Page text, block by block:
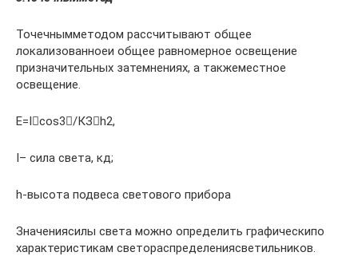
Точечнымметодом рассчитывают общее
локализованноеи общее равномерное освещение
призначительных затемнениях, а такжеместное
освещение.
Е=Icos3/КЗh2,
I– сила света, кд;
h-высота подвеса светового прибора
Значениясилы света можно определить графическипо
характеристикам светораспределениясветильников.